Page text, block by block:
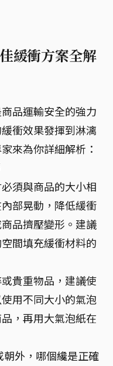
緩衝方案全解
品運輸安全的強力
衝效果發揮到淋漓
來為你詳細解析：
須與商品的大小相
部晃動，降低緩衝
品擠壓變形。建議
間填充緩衝材料的
貴重物品，建議使
用不同大小的氣泡
，再用大氣泡紙在
朝外，哪個纔是正確